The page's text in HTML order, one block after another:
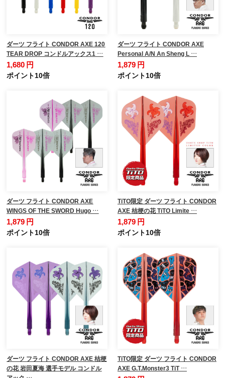
ダーツ フライト CONDOR AXE 120
TEAR DROP コンドルアックス1 …
1,680 円
ポイント10倍
ダーツ フライト CONDOR AXE
Personal A/N An Sheng L …
1,879 円
ポイント10倍
ダーツ フライト CONDOR AXE
WINGS OF THE SWORD Hugo …
1,879 円
ポイント10倍
TiTO限定 ダーツ フライト CONDOR
AXE 桔梗の花 TiTO Limite …
1,879 円
ポイント10倍
ダーツ フライト CONDOR AXE 桔梗
の花 岩田夏海 選手モデル コンドル
TiTO限定 ダーツ フライト CONDOR
AXE G.T.Monster3 TiT …